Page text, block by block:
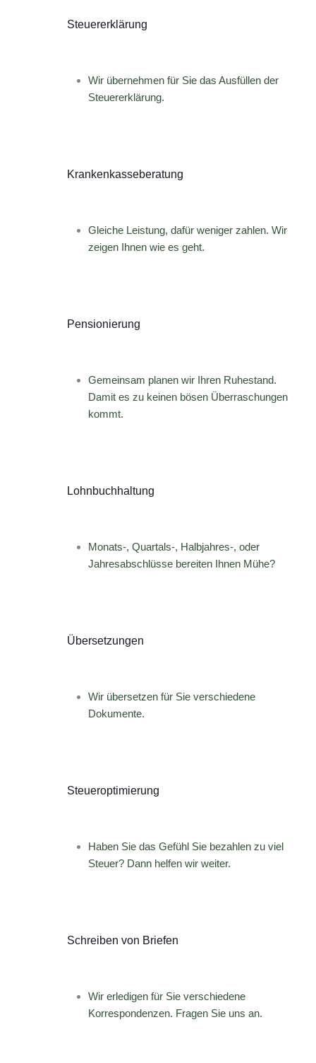
Steuererklärung
Wir übernehmen für Sie das Ausfüllen der
Steuererklärung.
Krankenkasseberatung
Gleiche Leistung, dafür weniger zahlen. Wir
zeigen Ihnen wie es geht.
Pensionierung
Gemeinsam planen wir Ihren Ruhestand.
Damit es zu keinen bösen Überraschungen
kommt.
Lohnbuchhaltung
Monats-, Quartals-, Halbjahres-, oder
Jahresabschlüsse bereiten Ihnen Mühe?
Übersetzungen
Wir übersetzen für Sie verschiedene
Dokumente.
Steueroptimierung
Haben Sie das Gefühl Sie bezahlen zu viel
Steuer? Dann helfen wir weiter.
Schreiben von Briefen
Wir erledigen für Sie verschiedene
Korrespondenzen. Fragen Sie uns an.